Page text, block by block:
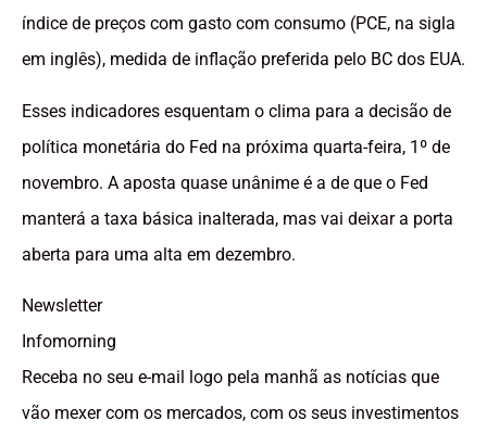
índice de preços com gasto com consumo (PCE, na sigla
em inglês), medida de inflação preferida pelo BC dos EUA.
Esses indicadores esquentam o clima para a decisão de
política monetária do Fed na próxima quarta-feira, 1º de
novembro. A aposta quase unânime é a de que o Fed
manterá a taxa básica inalterada, mas vai deixar a porta
aberta para uma alta em dezembro.
Newsletter
Infomorning
Receba no seu e-mail logo pela manhã as notícias que
vão mexer com os mercados, com os seus investimentos